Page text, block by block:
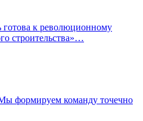
готова к революционному
строительства»…
формируем команду точечно